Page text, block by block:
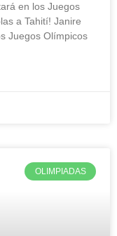
en los Juegos
a Tahití! Janire
Juegos Olímpicos
OLIMPIADAS